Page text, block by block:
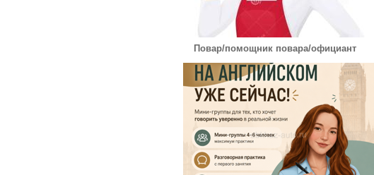
Повар/помощник повара/официант